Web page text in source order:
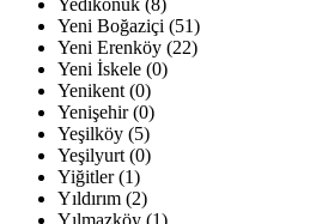
Yedikonuk (8)
Yeni Boğaziçi (51)
Yeni Erenköy (22)
Yeni İskele (0)
Yenikent (0)
Yenişehir (0)
Yeşilköy (5)
Yeşilyurt (0)
Yiğitler (1)
Yıldırım (2)